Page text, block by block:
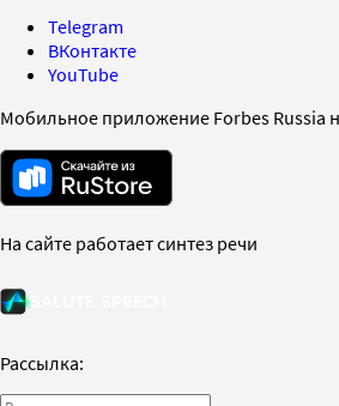
Telegram
ВКонтакте
YouTube
Мобильное приложение Forbes Russia
На сайте работает синтез речи
Рассылка: